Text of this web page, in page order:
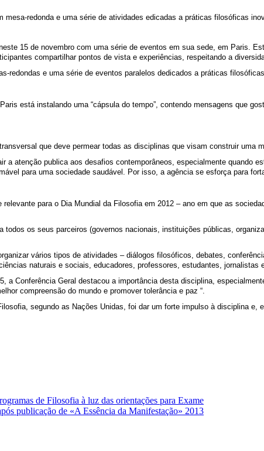
redonda e uma série de atividades edicadas a práticas filosóficas
15 de novembro com uma série de eventos em sua sede, em Paris.
compartilhar pontos de vista e experiências, respeitando a
redondas e uma série de eventos paralelos dedicados a práticas
está instalando uma “cápsula do tempo”, contendo mensagens que
que deve permear todas as disciplinas que visam construir uma
a atenção publica aos desafios contemporâneos, especialmente
para uma sociedade saudável. Por isso, a agência se esforça para
relevante para o Dia Mundial da Filosofia em 2012 – ano em que as
todos os seus parceiros (governos nacionais, instituições públicas,
vários tipos de atividades – diálogos filosóficos, debates,
naturais e sociais, educadores, professores, estudantes, jornalistas
a Conferência Geral destacou a importância desta disciplina,
compreensão do mundo e promover tolerância e paz “.
segundo as Nações Unidas, foi dar um forte impulso à disciplina e,
de Filosofia à luz das orientações para Exame
publicação de «A Essência da Manifestação» 2013